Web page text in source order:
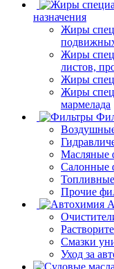
назначения
Жиры
Жиры
листов,
Жиры
Жиры
мармелада
Масляные
Салонные
Прочие
Смазки
Уход за